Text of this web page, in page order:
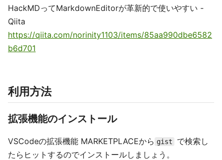
HackMDってMarkdownEditorが革新的で使いやすい -
Qiita
https://qiita.com/norinity1103/items/85aa990dbe6582
b6d701
利用方法
拡張機能のインストール
VSCodeの拡張機能 MARKETPLACEから gist
で検索し
たらヒットするのでインストールしましょう。